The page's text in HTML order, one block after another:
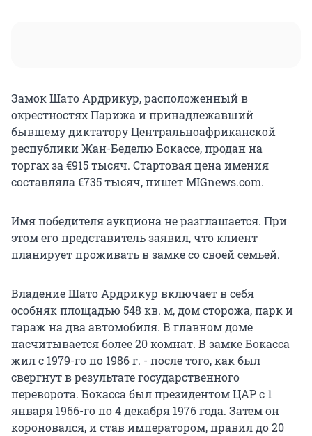
Замок Шато Ардрикур, расположенный в
окрестностях Парижа и принадлежавший
бывшему диктатору Центральноафриканской
республики Жан-Беделю Бокассе, продан на
торгах за €915 тысяч. Стартовая цена имения
составляла €735 тысяч, пишет MIGnews.com.
Имя победителя аукциона не разглашается. При
этом его представитель заявил, что клиент
планирует проживать в замке со своей семьей.
Владение Шато Ардрикур включает в себя
особняк площадью 548 кв. м, дом сторожа, парк и
гараж на два автомобиля. В главном доме
насчитывается более 20 комнат. В замке Бокасса
жил с 1979-го по 1986 г. - после того, как был
свергнут в результате государственного
переворота. Бокасса был президентом ЦАР с 1
января 1966-го по 4 декабря 1976 года. Затем он
короновался, и став императором, правил до 20